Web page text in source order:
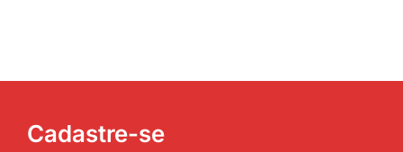
Cadastre-se